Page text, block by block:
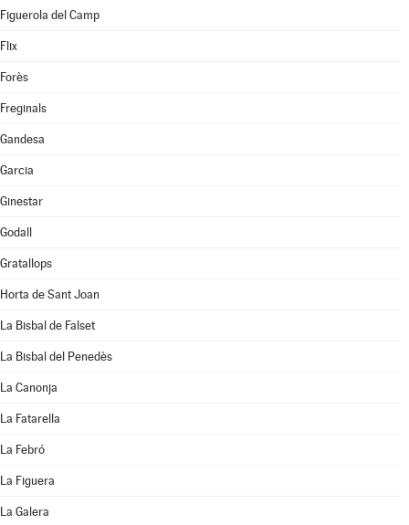
Figuerola del Camp
Flix
Forès
Freginals
Gandesa
Garcia
Ginestar
Godall
Gratallops
Horta de Sant Joan
La Bisbal de Falset
La Bisbal del Penedès
La Canonja
La Fatarella
La Febró
La Figuera
La Galera